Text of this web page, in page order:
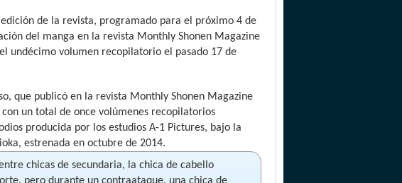
de la revista, programado para el próximo 4 de
del manga en la revista Monthly Shonen Magazine
undécimo volumen recopilatorio el pasado 17 de
que publicó en la revista Monthly Shonen Magazine
un total de once volúmenes recopilatorios
producida por los estudios A-1 Pictures, bajo la
estrenada en octubre de 2014.
chicas de secundaria, la chica de cabello